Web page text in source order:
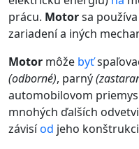
prácu. Motorsa
zariadení a iných
Motor môže byť
(odborné), parný
automobilovom
mnohých ďalších
závisíod jeho